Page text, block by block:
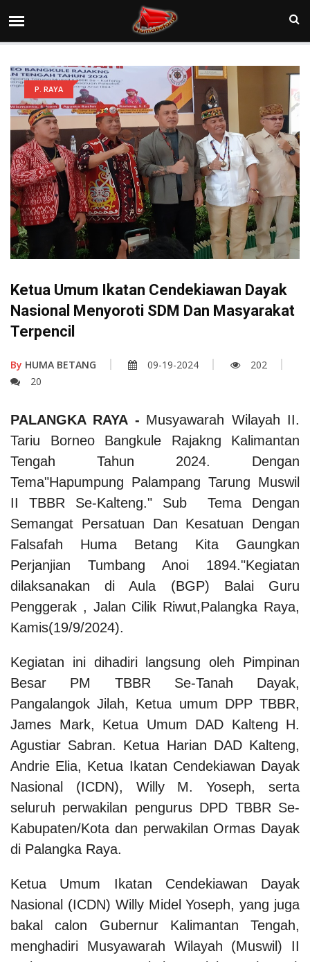
P. RAYA
Ketua Umum Ikatan Cendekiawan Dayak
Nasional Menyoroti SDM Dan Masyarakat
Terpencil
By HUMA BETANG 09-19-2024
202
20
PALANGKA RAYA - Musyawarah Wilayah II.
Tariu Borneo Bangkule Rajakng Kalimantan
Tengah Tahun 2024. Dengan
Tema"Hapumpung Palampang Tarung Muswil
II TBBR Se-Kalteng." Sub Tema Dengan
Semangat Persatuan Dan Kesatuan Dengan
Falsafah Huma Betang Kita Gaungkan
Perjanjian Tumbang Anoi 1894."Kegiatan
dilaksanakan di Aula (BGP) Balai Guru
Penggerak , Jalan Cilik Riwut,Palangka Raya,
Kamis(19/9/2024).
Kegiatan ini dihadiri langsung oleh Pimpinan
Besar PM TBBR Se-Tanah Dayak,
Pangalangok Jilah, Ketua umum DPP TBBR,
James Mark, Ketua Umum DAD Kalteng H.
Agustiar Sabran. Ketua Harian DAD Kalteng,
Andrie Elia, Ketua Ikatan Cendekiawan Dayak
Nasional (ICDN), Willy M. Yoseph, serta
seluruh perwakilan pengurus DPD TBBR Se-
Kabupaten/Kota dan perwakilan Ormas Dayak
di Palangka Raya.
Ketua Umum Ikatan Cendekiawan Dayak
Nasional (ICDN) Willy Midel Yoseph, yang juga
bakal calon Gubernur Kalimantan Tengah,
menghadiri Musyawarah Wilayah (Muswil) II